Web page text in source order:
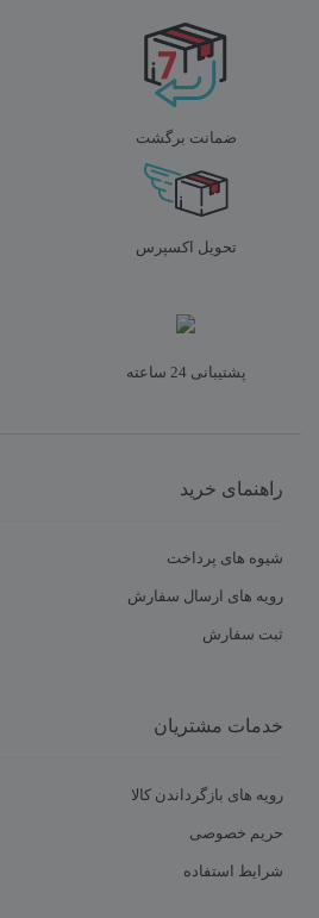
ضمانت برگشت
تحویل اکسپرس
پشتیبانی 24 ساعته
راهنمای خرید
شیوه های پرداخت
رویه های ارسال سفارش
ثبت سفارش
خدمات مشتریان
رویه های بازگرداندن کالا
حریم خصوصی
شرایط استفاده